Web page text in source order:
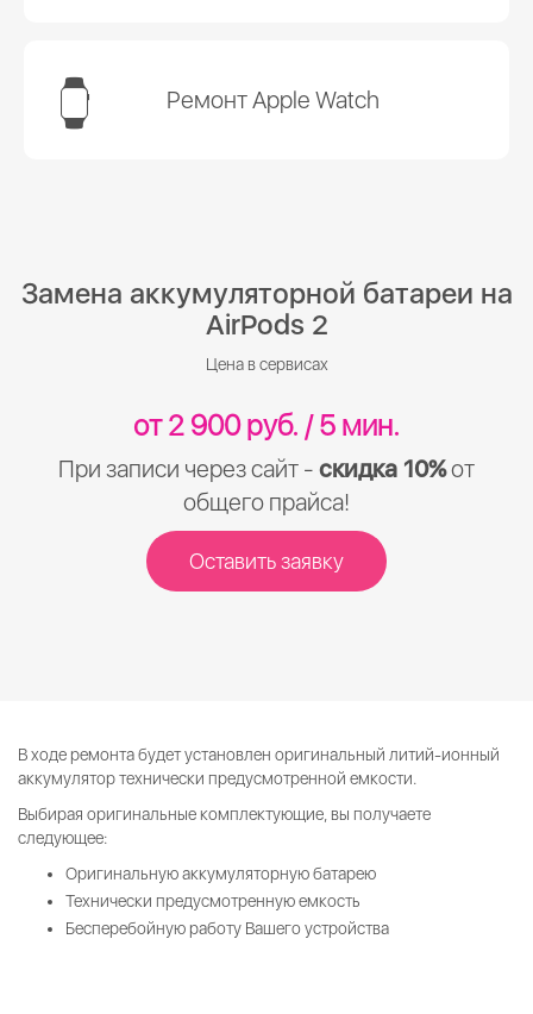
Ремонт Apple Watch
Замена аккумуляторной батареи на
AirPods 2
Цена в сервисах
от 2 900 руб. / 5 мин.
При записи через сайт - скидка 10%от
общего прайса!
Оставить заявку
В ходе ремонта будет установлен оригинальный литий-ионный
аккумулятор технически предусмотренной емкости.
Выбирая оригинальные комплектующие, вы получаете
следующее:
Оригинальную аккумуляторную батарею
Технически предусмотренную емкость
Бесперебойную работу Вашего устройства